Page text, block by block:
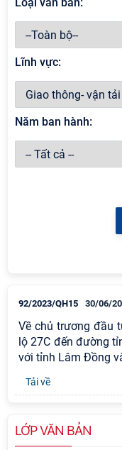
Lĩnh vực:
Năm ban hành:
92/2023/QH15 30/06/
Về chủ trương đầu
lộ 27C đến đường
với tỉnh Lâm Đồng
Tải về
LỚP VĂN BẢN